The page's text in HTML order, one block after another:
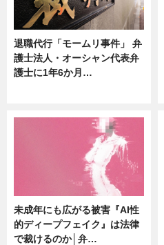
退職代行「モームリ事件」 弁
護士法人・オーシャン代表弁
護士に1年6か月…
未成年にも広がる被害『AI性
的ディープフェイク』は法律
で裁けるのか│弁…